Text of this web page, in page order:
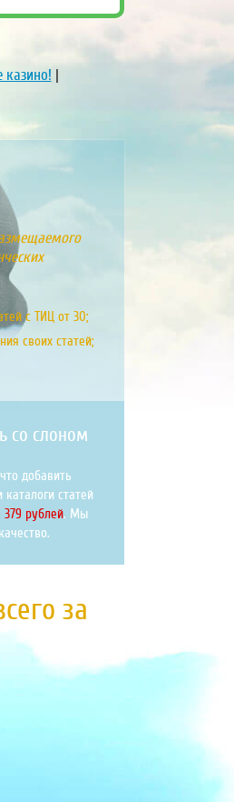
казино! |
с ТИЦ от 30;
своих статей;
со слоном
что добавить
статей
379 рублей. Мы
за